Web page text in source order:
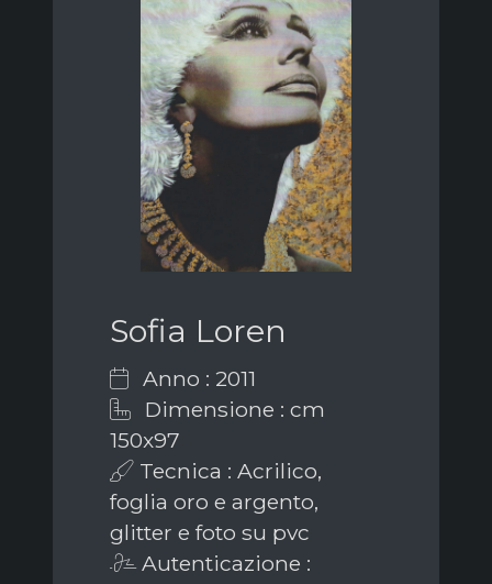
Sofia Loren
Anno : 2011
Dimensione : cm
150x97
Tecnica : Acrilico,
foglia oro e argento,
glitter e foto su pvc
Autenticazione :